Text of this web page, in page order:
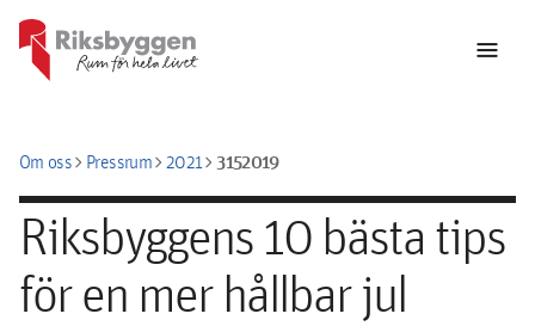
menu
Om osschevron_rightPressrumchevron_right2021chevron_right3152019
Riksbyggens 10 bästa tips
för en mer hållbar jul